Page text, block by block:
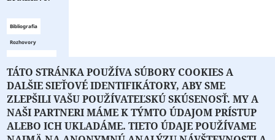
Bibliografia
Rozhovory
Zoznam
bibliografie
je prázdny
TÁTO STRÁNKA POUŽÍVA SÚBORY COOKIES A
DALŠIE SIEŤOVÉ IDENTIFIKÁTORY, ABY SME
ZLEPŠILI VAŠU POUŽÍVATEĽSKÚ SKÚSENOSŤ. MY A
NAŠI PARTNERI MÁME K TÝMTO ÚDAJOM PRÍSTUP
ALEBO ICH UKLADÁME. TIETO ÚDAJE POUŽÍVAME